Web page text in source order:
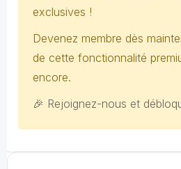
exclusives !
Devenez membre dès
de cette fonctionnalité
encore.
🎉 Rejoignez-nous et